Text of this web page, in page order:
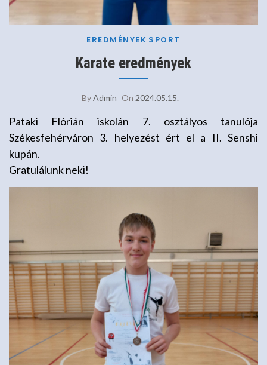
EREDMÉNYEK SPORT
Karate eredmények
ByAdmin On 2024.05.15.
Pataki Flórián iskolán 7. osztályos tanulója
Székesfehérváron 3. helyezést ért el a II. Senshi
kupán.
Gratulálunk neki!